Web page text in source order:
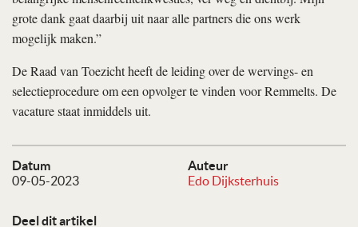
Datum
09-05-2023
Auteur
Edo Dijksterhuis
Deel dit artikel
grote dank gaat daarbij uit naar alle partners die ons werk
mogelijk maken.”
De Raad van Toezicht heeft de leiding over de wervings- en
selectieprocedure om een opvolger te vinden voor Remmelts. De
vacature staat inmiddels uit.